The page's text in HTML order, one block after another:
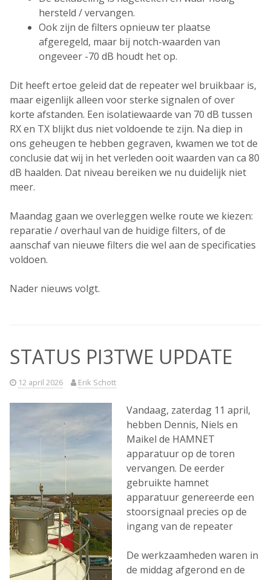
hersteld / vervangen.
Ook zijn de filters opnieuw ter plaatse
afgeregeld, maar bij notch-waarden van
ongeveer -70 dB houdt het op.
Dit heeft ertoe geleid dat de repeater wel bruikbaar is,
maar eigenlijk alleen voor sterke signalen of over
korte afstanden. Een isolatiewaarde van 70 dB tussen
RX en TX blijkt dus niet voldoende te zijn. Na diep in
ons geheugen te hebben gegraven, kwamen we tot de
conclusie dat wij in het verleden ooit waarden van ca 80
dB haalden. Dat niveau bereiken we nu duidelijk niet
meer.
Maandag gaan we overleggen welke route we kiezen:
reparatie / overhaul van de huidige filters, of de
aanschaf van nieuwe filters die wel aan de specificaties
voldoen.
Nader nieuws volgt.
STATUS PI3TWE UPDATE
12 april 2026 Erik Schott
Vandaag, zaterdag 11 april,
hebben Dennis, Niels en
Maikel de HAMNET
apparatuur op de toren
vervangen. De eerder
gebruikte hamnet
apparatuur genereerde een
stoorsignaal precies op de
ingang van de repeater
De werkzaamheden waren in
de middag afgerond en de